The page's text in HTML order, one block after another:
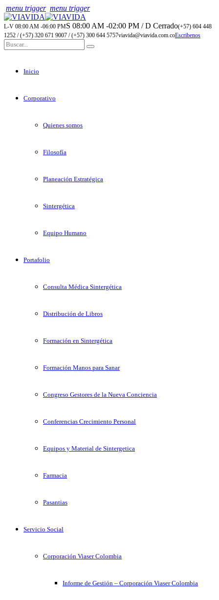
menu trigger menu trigger
L-V 08:00 AM -06:00 PMS 08:00 AM -02:00 PM / D Cerrado(+57) 604 448
1252 / (+57) 320 671 9007 / (+57) 300 644 5757viavida@viavida.com.coEscribenos
Inicio
Corporativo
Quienes somos
Filosofía
Planeación Estratégica
Sintergética
Equipo Humano
Portafolio
Consulta Médica Sintergética
Distribución de Libros
Formación en Sintergética
Formación Manos para Sanar
Congreso Gestores de la Nueva Conciencia
Conferencias Crecimiento Personal
Equipos y Material de Sintergetica
Farmacia
Pasantias
Servicio Social
Corporación Viaser Colombia
Informe de Gestión – Corporación Viaser Colombia